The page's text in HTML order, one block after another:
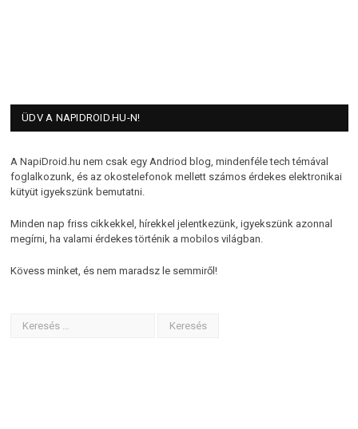
ÜDV A NAPIDROID.HU-N!
A NapiDroid.hu nem csak egy Andriod blog, mindenféle tech témával
foglalkozunk, és az okostelefonok mellett számos érdekes elektronikai
kütyüt igyekszünk bemutatni.
Minden nap friss cikkekkel, hírekkel jelentkezünk, igyekszünk azonnal
megírni, ha valami érdekes történik a mobilos világban.
Kövess minket, és nem maradsz le semmiről!